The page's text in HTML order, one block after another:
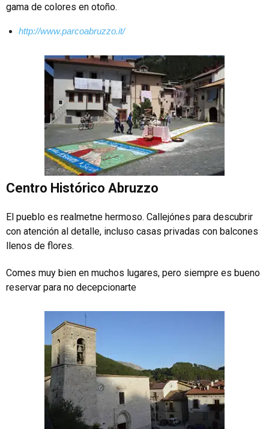
gama de colores en otoño.
http://www.parcoabruzzo.it/
Centro Histórico Abruzzo
El pueblo es realmetne hermoso. Callejónes para descubrir
con atención al detalle, incluso casas privadas con balcones
llenos de flores.
Comes muy bien en muchos lugares, pero siempre es bueno
reservar para no decepcionarte